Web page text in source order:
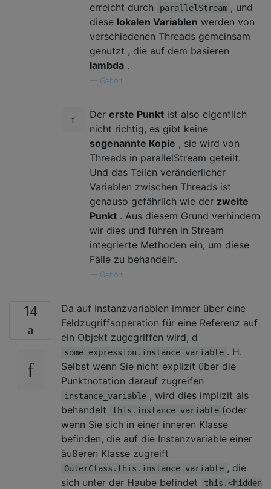
erreicht durch
parallelStream , und
diese lokalen Variablen werden von
verschiedenen Threads gemeinsam
genutzt , die auf dem basieren
lambda .
Gehört
Der erste Punkt ist also eigentlich
nicht richtig, es gibt keine
sogenannte Kopie , sie wird von
Threads in parallelStream geteilt.
Und das Teilen veränderlicher
Variablen zwischen Threads ist
genauso gefährlich wie der zweite
Punkt . Aus diesem Grund verhindern
wir dies und führen in Stream
integrierte Methoden ein, um diese
Fälle zu behandeln.
Gehört
14
Da auf Instanzvariablen immer über eine
Feldzugriffsoperation für eine Referenz auf
ein Objekt zugegriffen wird, d
some_expression.instance_variable . H.
Selbst wenn Sie nicht explizit über die
Punktnotation darauf zugreifen
instance_variable , wird dies implizit als
behandelt
this.instance_variable (oder
wenn Sie sich in einer inneren Klasse
befinden, die auf die Instanzvariable einer
äußeren Klasse zugreift
OuterClass.this.instance_variable , die
sich unter der Haube befindet
this.<hidden